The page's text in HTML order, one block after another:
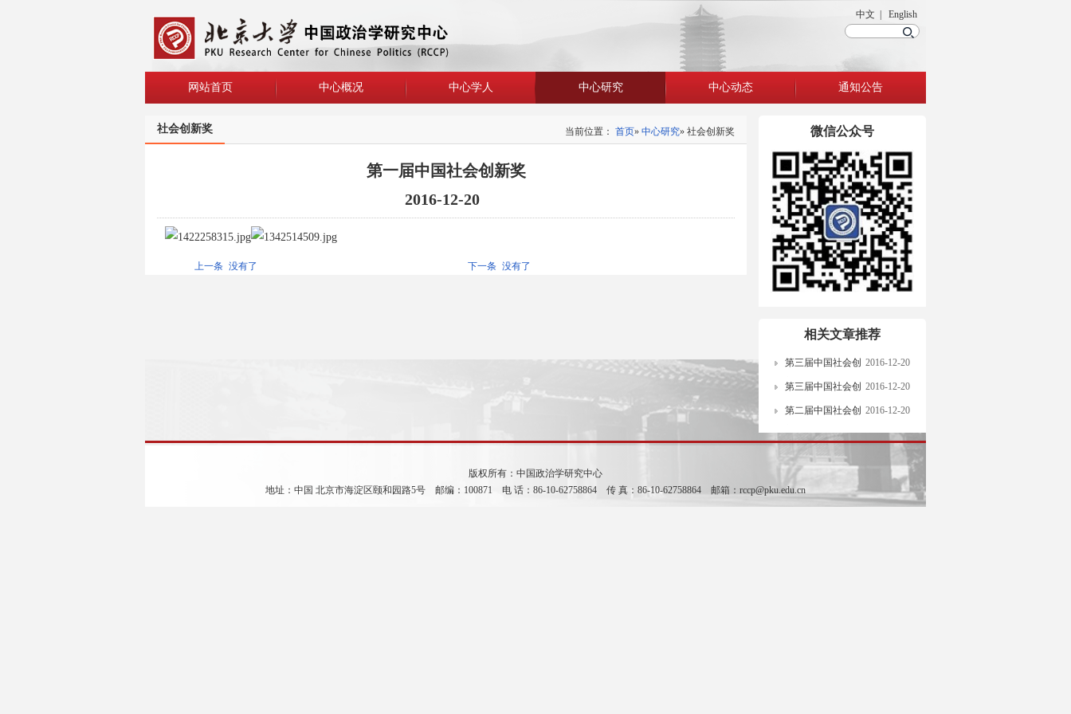
中文 | English
网站首页 中心概况 中心学人 中心研究 中心动态 通知公告
微信公众号
相关文章推荐
2016-12-20
第三届中国社会创
新奖
2016-12-20
第三届中国社会创
新奖
2016-12-20
第二届中国社会创
当前位置： 首页» 中心研究» 社会创新奖
社会创新奖
第一届中国社会创新奖
2016-12-20
上一条 没有了 下一条 没有了
版权所有：中国政治学研究中心
地址：中国 北京市海淀区颐和园路5号 邮编：100871 电 话：86-10-62758864 传 真：86-10-62758864 邮箱：rccp@pku.edu.cn